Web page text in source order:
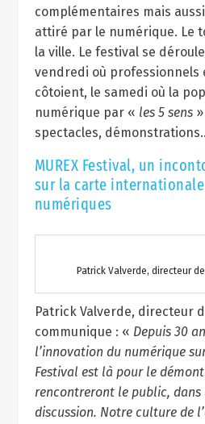
complémentaires mais
attiré par le numérique. Le
la ville. Le festival se
vendredi où professionnels
côtoient, le samedi où la
numérique par « les 5 sens
spectacles,
MUREX Festival, un
sur la carte
numériques
Patrick Valverde, directeur
Patrick Valverde, directeur
communique : « Depuis 30
l’innovation du numérique
Festival est là pour le
rencontreront le public,
discussion. Notre culture de